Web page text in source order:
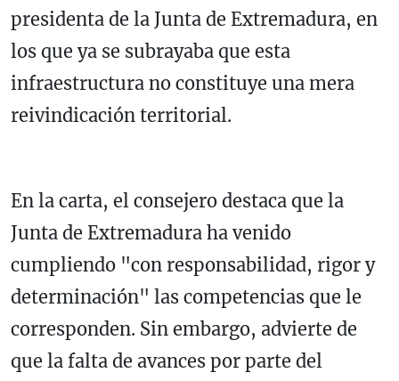
presidenta de la Junta de Extremadura, en
los que ya se subrayaba que esta
infraestructura no constituye una mera
reivindicación territorial.
En la carta, el consejero destaca que la
Junta de Extremadura ha venido
cumpliendo "con responsabilidad, rigor y
determinación" las competencias que le
corresponden. Sin embargo, advierte de
que la falta de avances por parte del